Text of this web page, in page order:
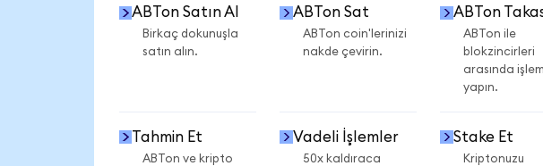
ABTon Satın Al
Birkaç dokunuşla
satın alın.
ABTon Sat
ABTon coin'lerinizi
nakde çevirin.
ABTon
ABTon ile
blokzincirleri
arasında işlem
yapın.
Tahmin Et
ABTon ve kripto
Vadeli İşlemler
50x kaldıraca
Stake Et
Kriptonuzu